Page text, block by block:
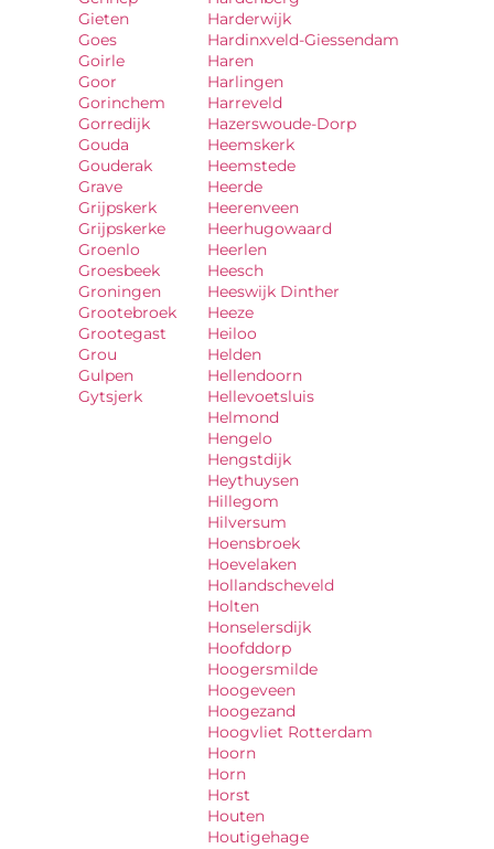
Gieten
Goes
Goirle
Goor
Gorinchem
Gorredijk
Gouda
Gouderak
Grave
Grijpskerk
Grijpskerke
Groenlo
Groesbeek
Groningen
Grootebroek
Grootegast
Grou
Gulpen
Gytsjerk
Harderwijk
Hardinxveld-Giessendam
Haren
Harlingen
Harreveld
Hazerswoude-Dorp
Heemskerk
Heemstede
Heerde
Heerenveen
Heerhugowaard
Heerlen
Heesch
Heeswijk Dinther
Heeze
Heiloo
Helden
Hellendoorn
Hellevoetsluis
Helmond
Hengelo
Hengstdijk
Heythuysen
Hillegom
Hilversum
Hoensbroek
Hoevelaken
Hollandscheveld
Holten
Honselersdijk
Hoofddorp
Hoogersmilde
Hoogeveen
Hoogezand
Hoogvliet Rotterdam
Hoorn
Horn
Horst
Houten
Houtigehage